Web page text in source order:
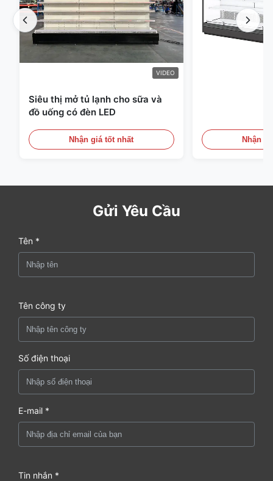
VIDEO
Siêu thị mở tủ lạnh cho sữa và
đồ uống có đèn LED
Nhận giá tốt nhất Nhận
Gửi Yêu Cầu
Tên *
Tên công ty
Số điện thoại
E-mail *
Tin nhắn *